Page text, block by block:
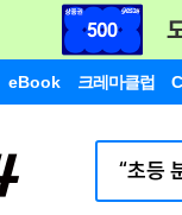
eBook 크레마클럽